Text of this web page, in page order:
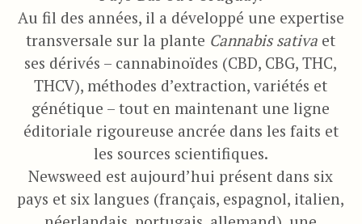
Au fil des années, il a développé une expertise
transversale sur la plante Cannabis sativa et
ses dérivés – cannabinoïdes (CBD, CBG, THC,
THCV), méthodes d’extraction, variétés et
génétique – tout en maintenant une ligne
éditoriale rigoureuse ancrée dans les faits et
les sources scientifiques.
Newsweed est aujourd’hui présent dans six
pays et six langues (français, espagnol, italien,